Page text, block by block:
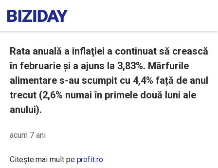
Rata anuală a inflaţiei a continuat să crească
în februarie şi a ajuns la 3,83%. Mărfurile
alimentare s-au scumpit cu 4,4% față de anul
trecut (2,6% numai în primele două luni ale
anului).
acum 7 ani
Citește mai mult pe profit.ro